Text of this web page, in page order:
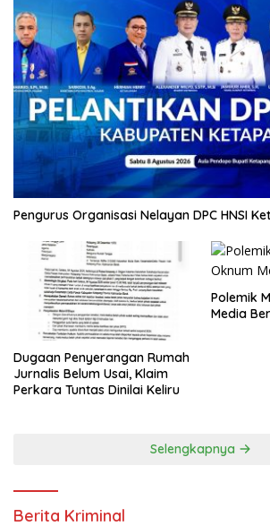
Pengurus Organisasi Nelayan DPC HNSI
Dugaan Penyerangan Rumah
Jurnalis Belum Usai, Klaim
Perkara Tuntas Dinilai Keliru
Polemik
Media
Selengkapnya
Berita Kriminal